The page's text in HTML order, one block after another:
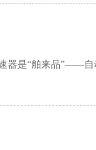
器是“舶来品”——自